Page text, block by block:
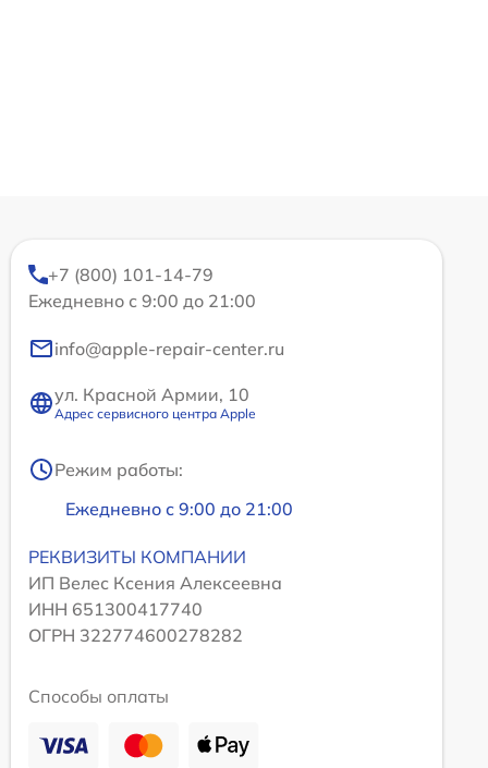
+7 (800) 101-14-79
Ежедневно с 9:00 до 21:00
info@apple-repair-center.ru
ул. Красной Армии, 10
Адрес сервисного центра Apple
Режим работы:
Ежедневно с 9:00 до 21:00
РЕКВИЗИТЫ КОМПАНИИ
ИП Велес Ксения Алексеевна
ИНН 651300417740
ОГРН 322774600278282
Способы оплаты